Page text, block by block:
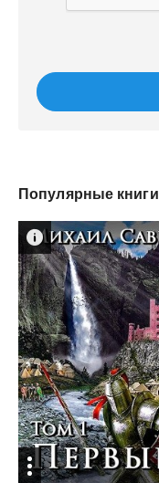
Популярные книги